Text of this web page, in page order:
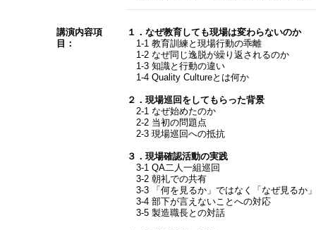
講演内容項
目：
１．なぜ教育しても現場は変わらないのか
1-1 教育訓練と現場行動の乖離
1-2 なぜ同じ逸脱が繰り返されるのか
1-3 知識と行動の違い
1-4 Quality Cultureとは何か
２．現場巡回をしてもらった背景
2-1 なぜ始めたのか
2-2 当初の問題点
2-3 現場巡回への抵抗
３．現場確認活動の実践
3-1 QA二人一組巡回
3-2 朝礼での共有
3-3 「何を見るか」ではなく「なぜ見るか」
3-4 部下が言えないことへの対応
3-5 製造職長との対話